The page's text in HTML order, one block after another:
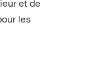
et de
les